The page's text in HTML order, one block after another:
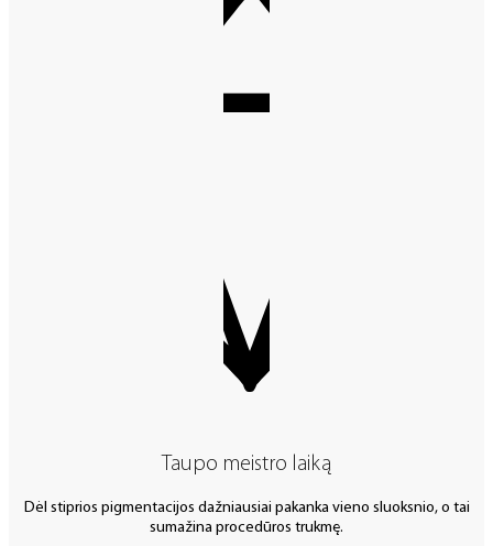
Taupo meistro laiką
Dėl stiprios pigmentacijos dažniausiai pakanka vieno sluoksnio, o tai
sumažina procedūros trukmę.